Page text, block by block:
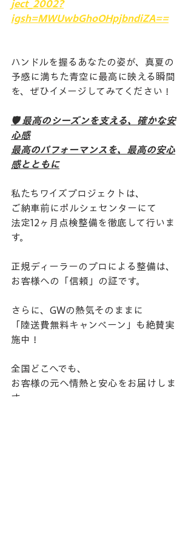
ject_2002?
igsh=MWUwbGhoOHpjbndiZA==
​ハンドルを握るあなたの姿が、真夏の
予感に満ちた青空に最高に映える瞬間
を、ぜひイメージしてみてください！
​🛡️ 最高のシーズンを支える、確かな安
心感
​最高のパフォーマンスを、最高の安心
感とともに
​私たちワイズプロジェクトは、
ご納車前にポルシェセンターにて
法定12ヶ月点検整備を徹底して行いま
す。
正規ディーラーのプロによる整備は、
お客様への「信頼」の証です。
​さらに、GWの熱気そのままに
「陸送費無料キャンペーン」も絶賛実
施中！
全国どこへでも、
お客様の元へ情熱と安心をお届けしま
す。